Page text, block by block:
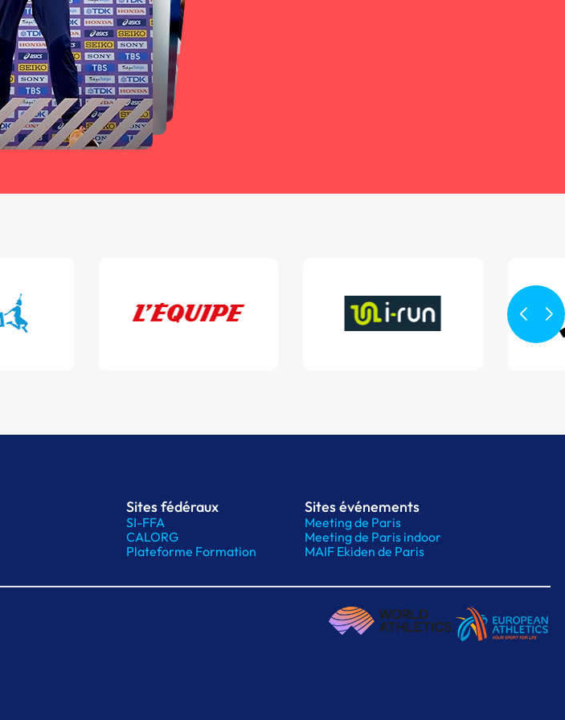
Sites fédéraux
SI-FFA
CALORG
Plateforme Formation
Sites événements
Meeting de Paris
Meeting de Paris indoor
MAIF Ekiden de Paris